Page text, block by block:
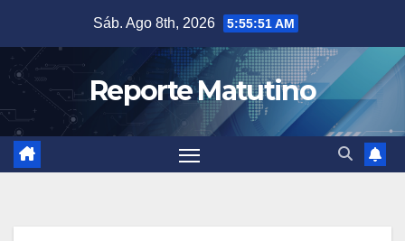
contenido
Sáb. Ago 8th, 2026 5:55:52 AM
Reporte Matutino